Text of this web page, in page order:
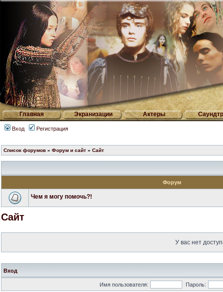
Главная Экранизации Актеры
Вход Регистрация
Список форумов » Форум и сайт » Сайт
Форум
Чем я могу помочь?!
Сайт
У вас нет
Вход
Имя пользователя: Пароль: